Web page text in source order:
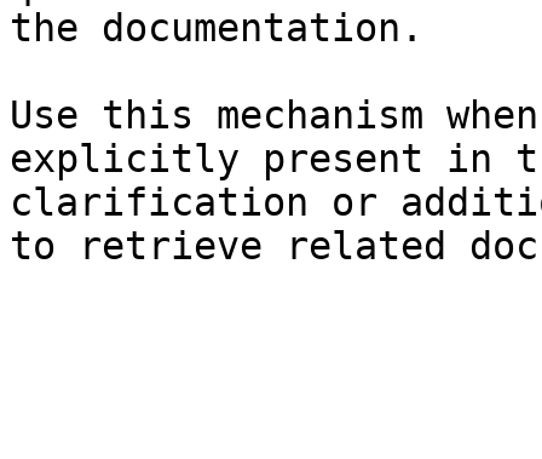
the documentation.
Use this mechanism
explicitly present in
clarification or